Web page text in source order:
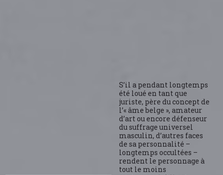
S’il a pendant longtemps
été loué en tant que
juriste, père du concept de
l’« âme belge », amateur
d’art ou encore défenseur
du suffrage universel
masculin, d’autres faces
de sa personnalité –
longtemps occultées –
rendent le personnage à
tout le moins